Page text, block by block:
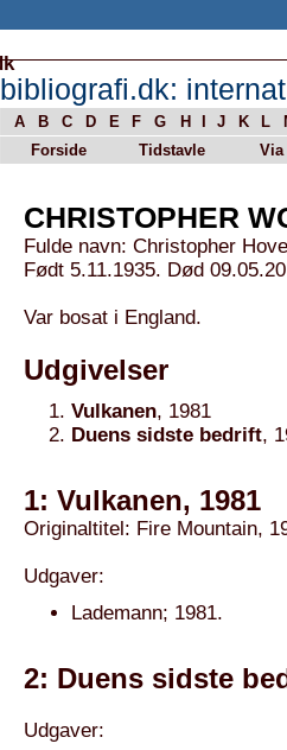
bibliografi.dk:
A B C D E F G H J K L
Forside
Tidstavle Via
CHRISTOPHER
Fulde navn: Christopher
Født 5.11.1935. Død
Var bosat i England.
Udgivelser
Vulkanen, 1981
Duens sidste bedrift,
1: Vulkanen, 1981
Originaltitel: Fire Mountain,
Udgaver:
Lademann; 1981.
2: Duens sidste
Udgaver: